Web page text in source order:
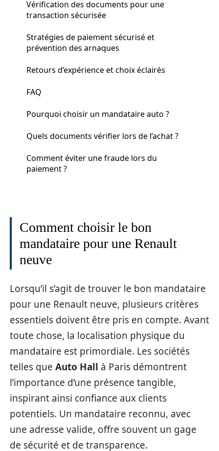
Vérification des documents pour une
transaction sécurisée
Stratégies de paiement sécurisé et
prévention des arnaques
Retours d’expérience et choix éclairés
FAQ
Pourquoi choisir un mandataire auto ?
Quels documents vérifier lors de l’achat ?
Comment éviter une fraude lors du
paiement ?
Comment choisir le bon
mandataire pour une Renault
neuve
Lorsqu’il s’agit de trouver le bon mandataire
pour une Renault neuve, plusieurs critères
essentiels doivent être pris en compte. Avant
toute chose, la localisation physique du
mandataire est primordiale. Les sociétés
telles que Auto Hall à Paris démontrent
l’importance d’une présence tangible,
inspirant ainsi confiance aux clients
potentiels. Un mandataire reconnu, avec
une adresse valide, offre souvent un gage
de sécurité et de transparence.